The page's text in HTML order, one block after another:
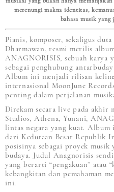
merenungi makna identitas,
bahasa musik
Pianis, komposer, sekaligus
Dharmawan, resmi merilis
ANAGNORISIS, sebuah karya
sebagai penghubung
Album ini menjadi rilisan
internasional MoonJune
penting dalam perjalanan
Direkam secara live pada akhir
Studios, Athena, Yunani,
lintas negara yang kuat.
dari Kedutaan Besar Republik
posisinya sebagai proyek
budaya. Judul Anagnorisis
yang berarti “pengakuan” atau
kebangkitan dan pemahaman
ini.